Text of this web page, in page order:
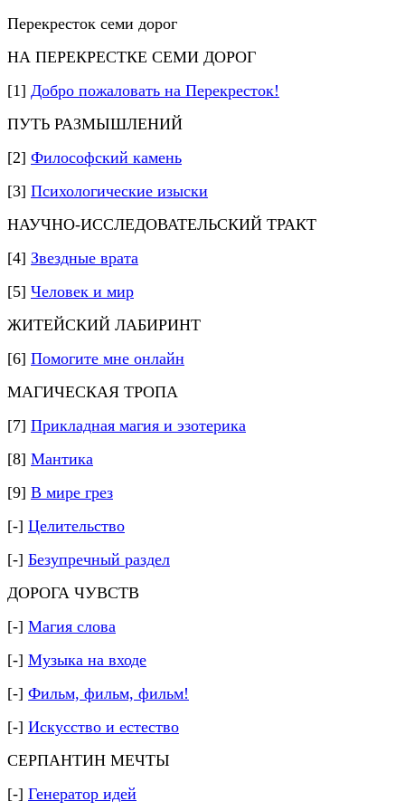
Перекресток семи дорог
НА ПЕРЕКРЕСТКЕ СЕМИ ДОРОГ
[1] Добро пожаловать на Перекресток!
ПУТЬ РАЗМЫШЛЕНИЙ
[2] Философский камень
[3] Психологические изыски
НАУЧНО-ИССЛЕДОВАТЕЛЬСКИЙ ТРАКТ
[4] Звездные врата
[5] Человек и мир
ЖИТЕЙСКИЙ ЛАБИРИНТ
[6] Помогите мне онлайн
МАГИЧЕСКАЯ ТРОПА
[7] Прикладная магия и эзотерика
[8] Мантика
[9] В мире грез
[-] Целительство
[-] Безупречный раздел
ДОРОГА ЧУВСТВ
[-] Магия слова
[-] Музыка на входе
[-] Фильм, фильм, фильм!
[-] Искусство и естество
СЕРПАНТИН МЕЧТЫ
[-] Генератор идей